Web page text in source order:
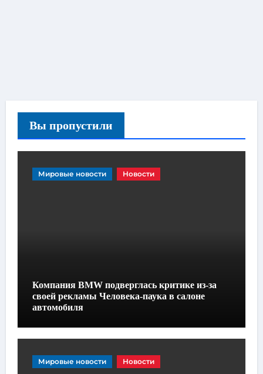
Вы пропустили
Мировые новости Новости
Компания BMW подверглась критике из-за
своей рекламы Человека-паука в салоне
автомобиля
Мировые новости Новости